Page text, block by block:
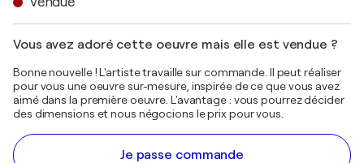
Vous avez adoré cette oeuvre mais elle est vendue ?
Bonne nouvelle ! L'artiste travaille sur commande. Il peut réaliser
pour vous une oeuvre sur-mesure, inspirée de ce que vous avez
aimé dans la première oeuvre. L'avantage : vous pourrez décider
des dimensions et nous négocions le prix pour vous.
Je passe commande